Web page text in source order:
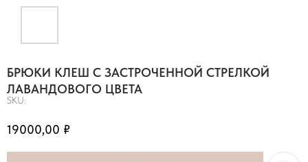
БРЮКИ КЛЕШ С ЗАСТРОЧЕННОЙ СТРЕЛКОЙ
ЛАВАНДОВОГО ЦВЕТА
SKU:
19000,00 ₽